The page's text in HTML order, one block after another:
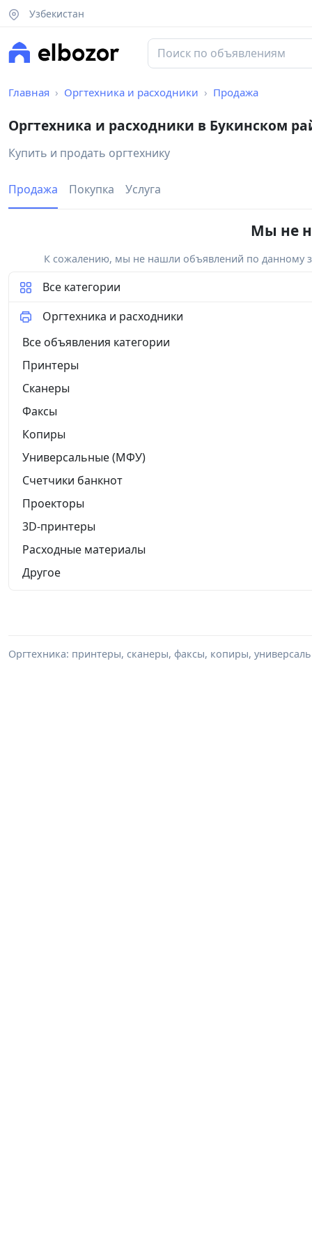
Узбекистан
Главная Оргтехника и расходники Продажа
Оргтехника и расходники в Букинском
Купить и продать оргтехнику
Продажа Покупка Услуга
Мы не
К сожалению, мы не нашли объявлений по данному
Все категории
Оргтехника и расходники
Все объявления категории
Принтеры
Сканеры
Факсы
Копиры
Универсальные (МФУ)
Счетчики банкнот
Проекторы
3D-принтеры
Расходные материалы
Другое
Оргтехника: принтеры, сканеры, факсы, копиры,